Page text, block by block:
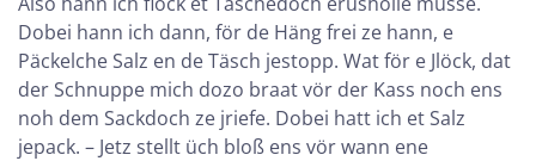
Dobei hann ich dann, för de Häng frei ze hann, e
Päckelche Salz en de Täsch jestopp. Wat för e Jlöck, dat
der Schnuppe mich dozo braat vör der Kass noch ens
noh dem Sackdoch ze jriefe. Dobei hatt ich et Salz
jepack. – Jetz stellt üch bloß ens vör wann ene